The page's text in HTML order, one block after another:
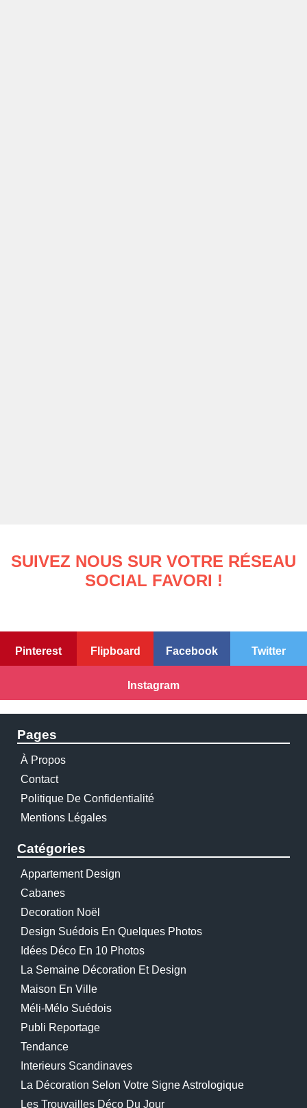
SUIVEZ NOUS SUR VOTRE RÉSEAU
SOCIAL FAVORI !
Pinterest Flipboard Facebook Twitter
Instagram
Pages
À Propos
Contact
Politique De Confidentialité
Mentions Légales
Catégories
Appartement Design
Cabanes
Decoration Noël
Design Suédois En Quelques Photos
Idées Déco En 10 Photos
La Semaine Décoration Et Design
Maison En Ville
Méli-Mélo Suédois
Publi Reportage
Tendance
Interieurs Scandinaves
La Décoration Selon Votre Signe Astrologique
Les Trouvailles Déco Du Jour